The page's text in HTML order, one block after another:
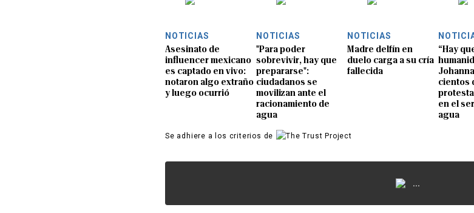
NOTICIAS
Asesinato de
influencer mexicano
es captado en vivo:
notaron algo extraño
y luego ocurrió
NOTICIAS
"Para poder
sobrevivir, hay que
prepararse":
ciudadanos se
movilizan ante el
racionamiento de
agua
NOTICIAS
Madre delfín en
duelo carga a su cría
fallecida
“Hay
cientos
en el
agua
Se adhiere a los criterios de
...